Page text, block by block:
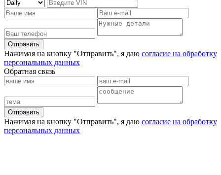
Отправить
Нажимая на кнопку "Отправить", я даю согласие на обработку
персональных данных
Обратная связь
Отправить
Нажимая на кнопку "Отправить", я даю согласие на обработку
персональных данных